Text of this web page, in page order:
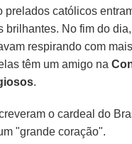
prelados católicos
brilhantes. No fim do
respirando com
têm um amigo na
.
o cardeal do
"grande coração".